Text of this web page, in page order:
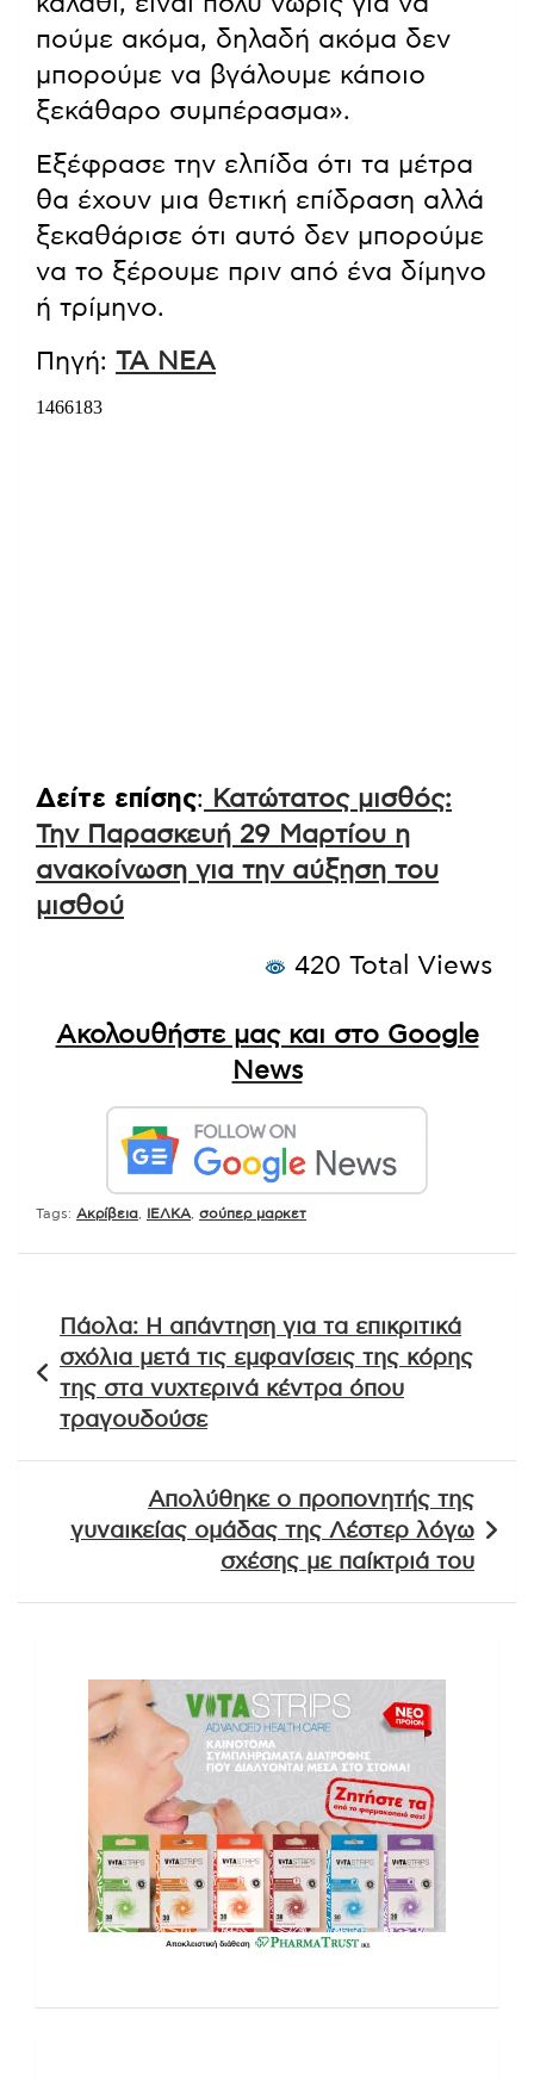
πούμε ακόμα, δηλαδή ακόμα δεν
μπορούμε να βγάλουμε κάποιο
ξεκάθαρο συμπέρασμα».
Εξέφρασε την ελπίδα ότι τα μέτρα
θα έχουν μια θετική επίδραση αλλά
ξεκαθάρισε ότι αυτό δεν μπορούμε
να το ξέρουμε πριν από ένα δίμηνο
ή τρίμηνο.
Πηγή: ΤΑ ΝΕΑ
Δείτε επίσης: Κατώτατος μισθός:
Την Παρασκευή 29 Μαρτίου η
ανακοίνωση για την αύξηση του
μισθού
420 Total Views
Ακολουθήστε μας και στο Google
News
Tags: Ακρίβεια ΙΕΛΚΑ σούπερ μαρκετ
άρθρων
Πάολα: Η απάντηση για τα επικριτικά
σχόλια μετά τις εμφανίσεις της κόρης
της στα νυχτερινά κέντρα όπου
τραγουδούσε
Απολύθηκε ο προπονητής της
γυναικείας ομάδας της Λέστερ λόγω
σχέσης με παίκτριά του